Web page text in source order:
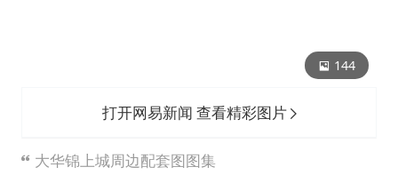
144
打开网易新闻 查看精彩图片
大华锦上城周边配套图图集